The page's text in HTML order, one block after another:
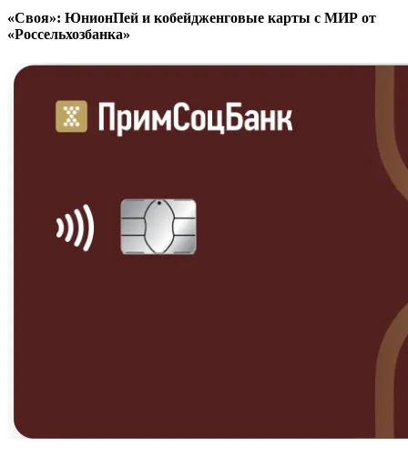
«Своя»: ЮнионПей и кобейдженговые карты с МИР от
«Россельхозбанка»